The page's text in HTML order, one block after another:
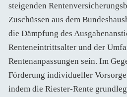
steigenden
Zuschüssen aus dem
die Dämpfung des
Renteneintrittsalter und der
Rentenanpassungen sein. Im
Förderung individueller Vorsorge
indem die Riester-Rente